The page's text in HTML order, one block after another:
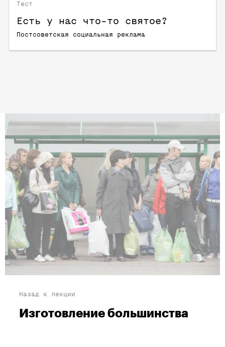
Тест
Есть у нас что-то святое?
Постсоветская социальная реклама
Назад к лекции
Изготовление большинства